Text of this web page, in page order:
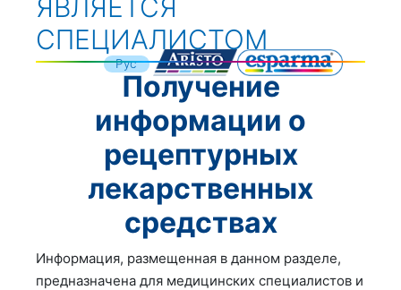
Контакты
Укр
Рус
Eng
ЯВЛЯЕТСЯ
СПЕЦИАЛИСТОМ
Получение
информации о
рецептурных
лекарственных
средствах
Информация, размещенная в данном разделе,
предназначена для медицинских специалистов и